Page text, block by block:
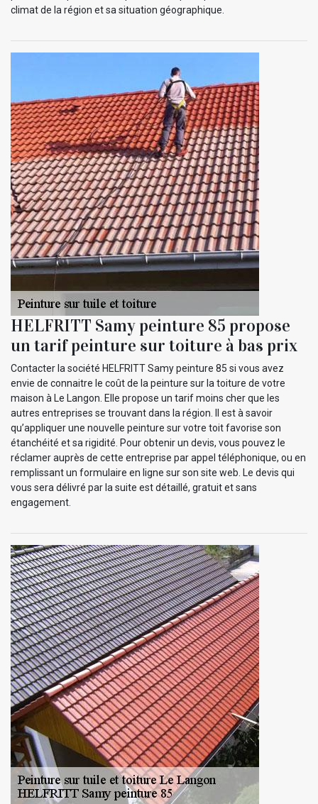
climat de la région et sa situation géographique.
HELFRITT Samy peinture 85 propose
un tarif peinture sur toiture à bas prix
Contacter la société HELFRITT Samy peinture 85 si vous avez
envie de connaitre le coût de la peinture sur la toiture de votre
maison à Le Langon. Elle propose un tarif moins cher que les
autres entreprises se trouvant dans la région. Il est à savoir
qu’appliquer une nouvelle peinture sur votre toit favorise son
étanchéité et sa rigidité. Pour obtenir un devis, vous pouvez le
réclamer auprès de cette entreprise par appel téléphonique, ou en
remplissant un formulaire en ligne sur son site web. Le devis qui
vous sera délivré par la suite est détaillé, gratuit et sans
engagement.